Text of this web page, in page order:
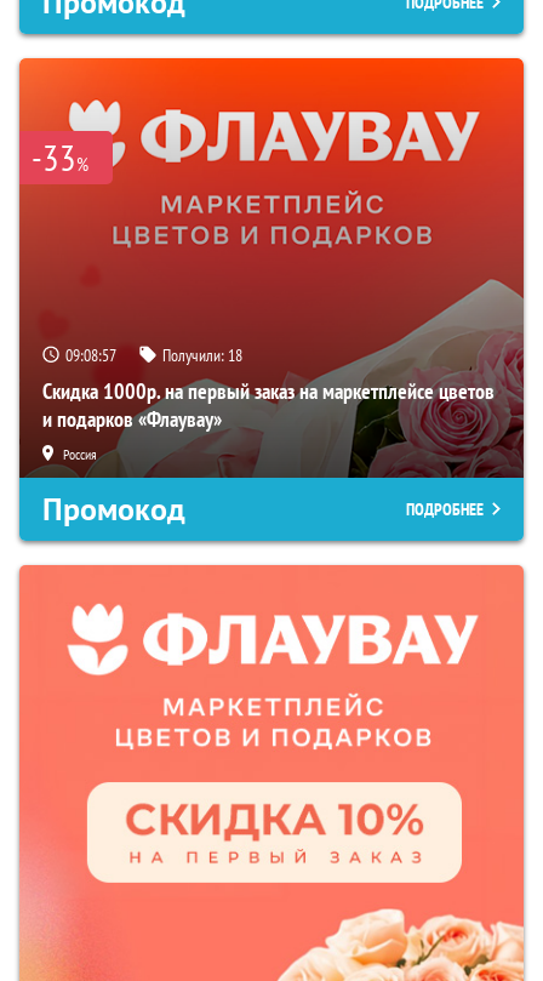
-33%
09:08:56 Получили: 18
Скидка 1000р. на первый заказ на маркетплейсе цветов
и подарков «Флаувау»
Россия
Промокод ПОДРОБНЕЕ